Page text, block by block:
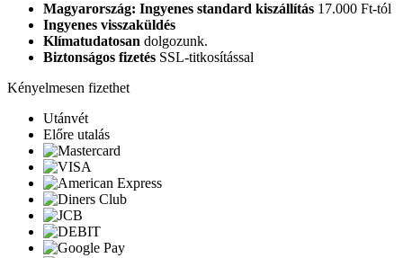
Magyarország: Ingyenes standard kiszállítás 17.000 Ft-tól
Ingyenes visszaküldés
Klímatudatosan dolgozunk.
Biztonságos fizetés SSL-titkosítással
Kényelmesen fizethet
Utánvét
Előre utalás